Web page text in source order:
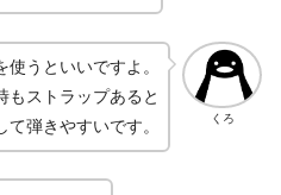
くろ
使うといいですよ。
もストラップあると
て弾きやすいです。